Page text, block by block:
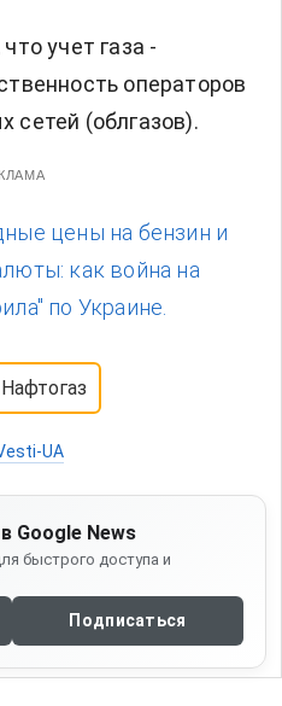
учет газа -
операторов
сетей (облгазов).
цены на бензин и
как война на
по Украине.
Нафтогаз
UA
Google News
быстрого доступа и
Подписаться